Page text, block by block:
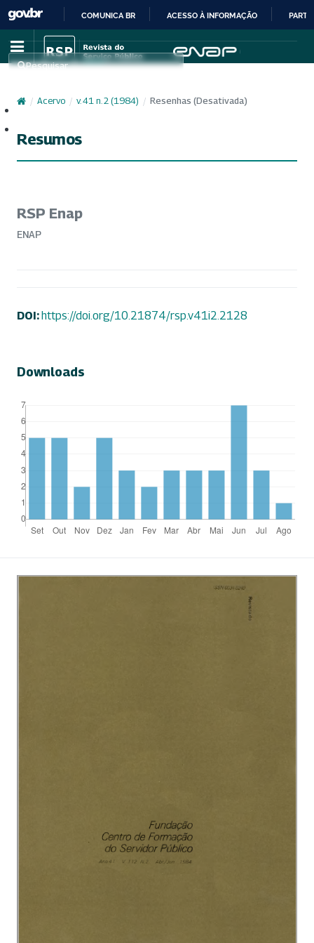
IR
PARA
CONTEÚDO
COMUNICA BR ACESSO À INFORMAÇÃO
Pesquisar
/ Acervo / v. 41 n. 2 (1984) / Resenhas (Desativada)
Resumos
RSP Enap
ENAP
DOI:https://doi.org/10.21874/rsp.v41i2.2128
Downloads